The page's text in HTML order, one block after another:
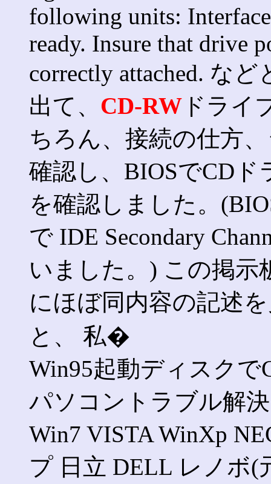
following units:
ready. Insure that drive
correctly attached. な
出て、 CD-RW ドライ
ちろん、接続の仕方
確認し、BIOSでCD
を確認しました。
で IDE Secondary
いました。) この掲示
にほぼ同内容の記述
と、 私�
Win95起動ディスク
パソコントラブル解
Win7 VISTA WinXp
プ 日立 DELL レノボ(